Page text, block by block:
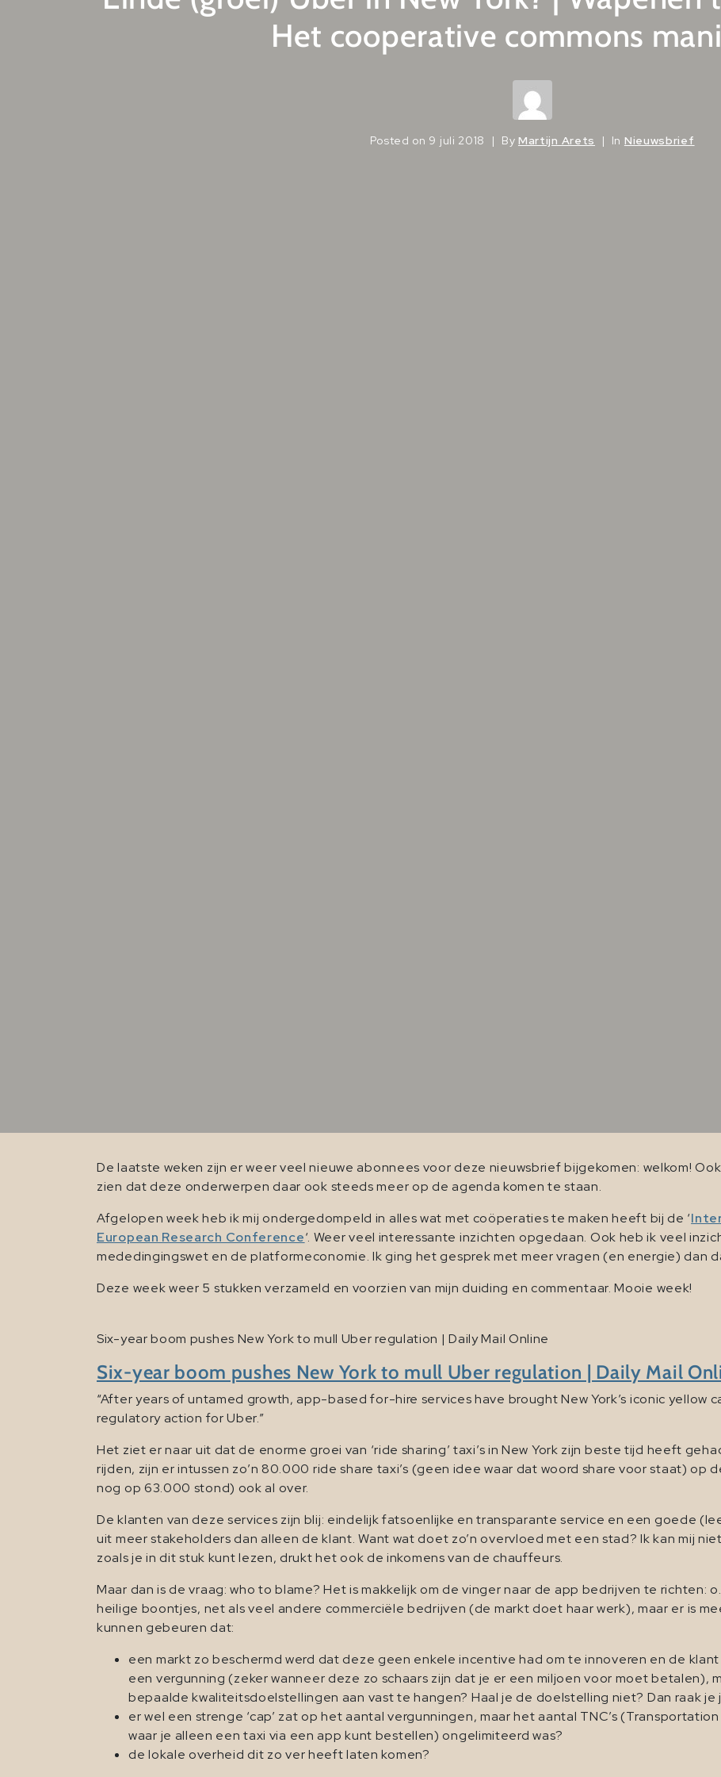
Het cooperative commons
Posted on 9 juli 2018 By Martijn Arets In Nieuwsbrief
De laatste weken zijn er weer veel nieuwe abonnees voor deze nieuwsbrief bijgekomen: welkom!
zien dat deze onderwerpen daar ook steeds meer op de agenda komen te staan.
Afgelopen week heb ik mij ondergedompeld in alles wat met coöperaties te maken heeft bij de ‘
European Research Conference‘. Weer veel interessante inzichten opgedaan. Ook heb ik veel
mededingingswet en de platformeconomie. Ik ging het gesprek met meer vragen (en energie) dan
Deze week weer 5 stukken verzameld en voorzien van mijn duiding en commentaar. Mooie week!
Six-year boom pushes New York to mull Uber regulation | Daily Mail Online
Six-year boom pushes New York to mull Uber regulation | Daily Mail
“After years of untamed growth, app-based for-hire services have brought New York’s iconic yellow
regulatory action for Uber.”
Het ziet er naar uit dat de enorme groei van ‘ride sharing’ taxi’s in New York zijn beste tijd heeft
rijden, zijn er intussen zo’n 80.000 ride share taxi’s (geen idee waar dat woord share voor staat) op
nog op 63.000 stond) ook al over.
De klanten van deze services zijn blij: eindelijk fatsoenlijke en transparante service en een goede
uit meer stakeholders dan alleen de klant. Want wat doet zo’n overvloed met een stad? Ik kan mij
zoals je in dit stuk kunt lezen, drukt het ook de inkomens van de chauffeurs.
Maar dan is de vraag: who to blame? Het is makkelijk om de vinger naar de app bedrijven te richten:
heilige boontjes, net als veel andere commerciële bedrijven (de markt doet haar werk), maar er is
kunnen gebeuren dat:
een markt zo beschermd werd dat deze geen enkele incentive had om te innoveren en de
een vergunning (zeker wanneer deze zo schaars zijn dat je er een miljoen voor moet betalen),
bepaalde kwaliteitsdoelstellingen aan vast te hangen? Haal je de doelstelling niet? Dan raak je
er wel een strenge ‘cap’ zat op het aantal vergunningen, maar het aantal TNC’s
waar je alleen een taxi via een app kunt bestellen) ongelimiteerd was?
de lokale overheid dit zo ver heeft laten komen?